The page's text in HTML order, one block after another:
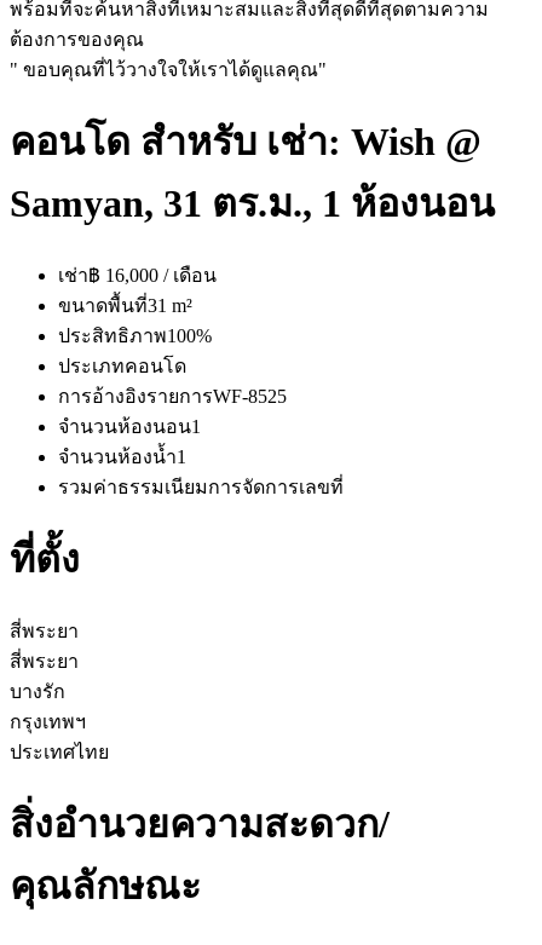
พร้อมที่จะค้นหาสิ่งที่เหมาะสมและสิ่งที่สุดดีที่สุดตามความ
ต้องการของคุณ
" ขอบคุณที่ไว้วางใจให้เราได้ดูแลคุณ"
คอนโด สำหรับ เช่า: Wish @
Samyan, 31 ตร.ม., 1 ห้องนอน
เช่า฿ 16,000 / เดือน
ขนาดพื้นที่31 m²
ประสิทธิภาพ100%
ประเภทคอนโด
การอ้างอิงรายการWF-8525
จำนวนห้องนอน1
จำนวนห้องน้ำ1
รวมค่าธรรมเนียมการจัดการเลขที่
ที่ตั้ง
สี่พระยา
สี่พระยา
บางรัก
กรุงเทพฯ
ประเทศไทย
สิ่งอำนวยความสะดวก/
คุณลักษณะ